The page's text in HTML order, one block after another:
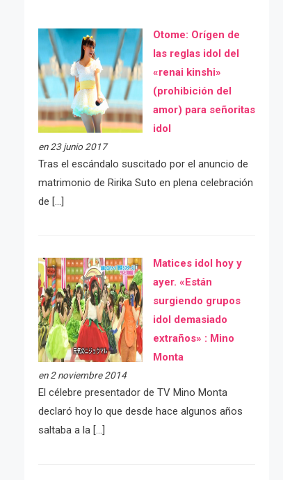
Otome: Orígen de
las reglas idol del
«renai kinshi»
(prohibición del
amor) para señoritas
idol
en 23 junio 2017
Tras el escándalo suscitado por el anuncio de
matrimonio de Ririka Suto en plena celebración
de […]
Matices idol hoy y
ayer. «Están
surgiendo grupos
idol demasiado
extraños» : Mino
Monta
en 2 noviembre 2014
El célebre presentador de TV Mino Monta
declaró hoy lo que desde hace algunos años
saltaba a la […]